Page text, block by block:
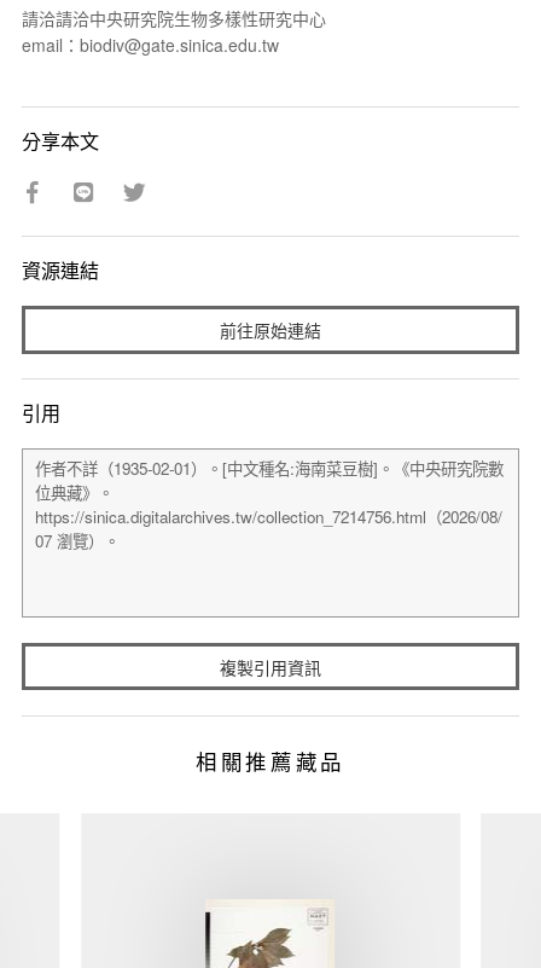
請洽請洽中央研究院生物多樣性研究中心
email：biodiv@gate.sinica.edu.tw
分享本文
資源連結
前往原始連結
引用
複製引用資訊
相關推薦藏品